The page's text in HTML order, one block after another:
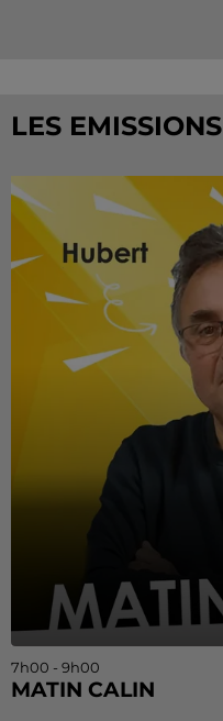
LES EMISSIONS
7h00 - 9h00
MATIN CALIN